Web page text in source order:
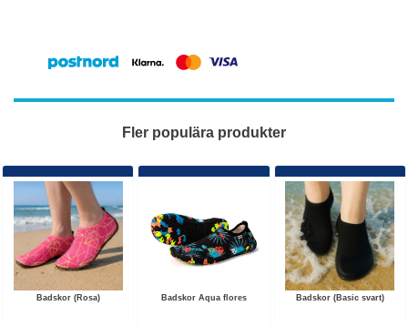
Fler populära produkter
Badskor (Rosa) Badskor Aqua flores Badskor (Basic svart)